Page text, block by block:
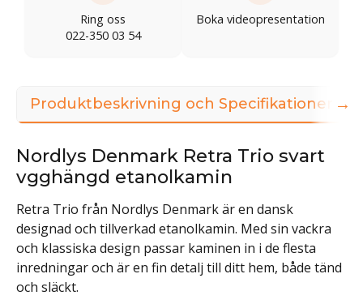
Ring oss
022-350 03 54
Boka videopresentation
Produktbeskrivning och Specifikationer
Nordlys Denmark Retra Trio svart
vgghängd etanolkamin
Retra Trio från Nordlys Denmark är en dansk
designad och tillverkad etanolkamin. Med sin vackra
och klassiska design passar kaminen in i de flesta
inredningar och är en fin detalj till ditt hem, både tänd
och släckt.
→